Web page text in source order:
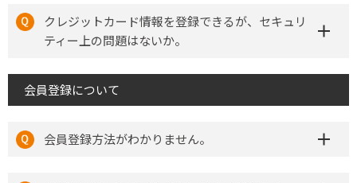
クレジットカード情報を登録できるが、セキュリ
ティー上の問題はないか。
会員登録について
会員登録方法がわかりません。